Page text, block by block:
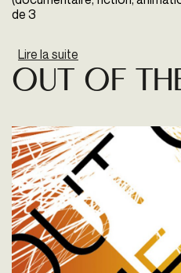
de 3
Lire la suite
Out Of